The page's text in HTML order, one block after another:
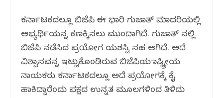
ಕರ್ನಾಟಕದಲ್ಲೂ ಬಿಜೆಪಿ ಈ ಭಾರಿ ಗುಜರಾತ್ ಮಾದರಿಯಲ್ಲಿ
ಅಭ್ಯರ್ಥಿಯನ್ನ ಕಣಕ್ಕಿಸಲು ಮುಂದಾಗಿದೆ. ಗುಜರಾತ್ ನಲ್ಲಿ
ಬಿಜೆಪಿ ನಡೆಸಿದ ಪ್ರಯೋಗ ಯಶಸ್ವಿ ಸಹ ಆಗಿದೆ. ಅದೆ
ವಿಶ್ವಾಸವನ್ನ ಇಟ್ಟುಕೊಂಡಿರುವ ಬಿಜೆಪಿಯ ರಾಷ್ಟ್ರೀಯ
ನಾಯಕರು ಕರ್ನಾಟಕದಲ್ಲೂ ಅದೆ ಪ್ರಯೋಗಕ್ಕೆ ಕೈ
ಹಾಕಿದ್ದಾರೆಂದು ಪಕ್ಷದ ಉನ್ನತ ಮೂಲಗಳಿಂದ ತಿಳಿದು